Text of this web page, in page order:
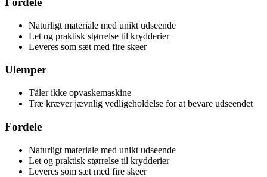
Naturligt materiale med unikt udseende
Let og praktisk størrelse til krydderier
Leveres som sæt med fire skeer
Ulemper
Tåler ikke opvaskemaskine
Træ kræver jævnlig vedligeholdelse for at bevare udseendet
Fordele
Naturligt materiale med unikt udseende
Let og praktisk størrelse til krydderier
Leveres som sæt med fire skeer